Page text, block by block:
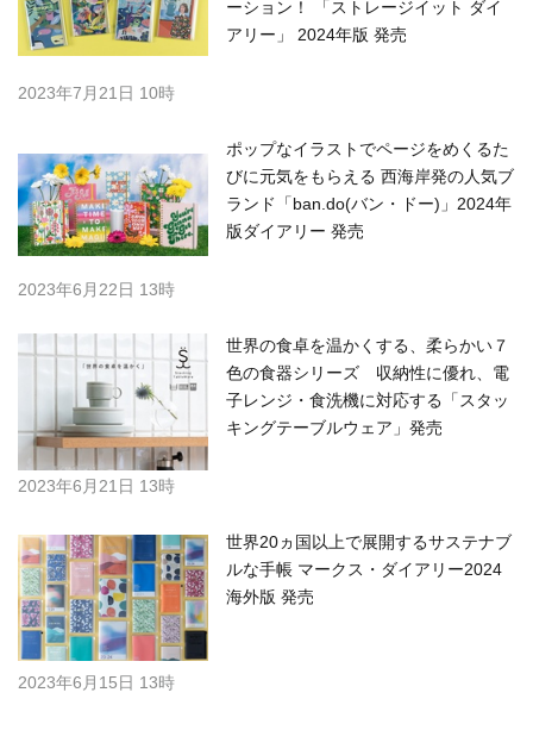
ーション！ 「ストレージイット ダイ
アリー」 2024年版 発売
2023年7月21日 10時
ポップなイラストでページをめくるた
びに元気をもらえる 西海岸発の人気ブ
ランド「ban.do(バン・ドー)」2024年
版ダイアリー 発売
2023年6月22日 13時
世界の食卓を温かくする、柔らかい７
色の食器シリーズ 収納性に優れ、電
子レンジ・食洗機に対応する「スタッ
キングテーブルウェア」発売
2023年6月21日 13時
世界20ヵ国以上で展開するサステナブ
ルな手帳 マークス・ダイアリー2024
海外版 発売
2023年6月15日 13時